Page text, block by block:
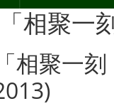
相聚一刻
相聚一